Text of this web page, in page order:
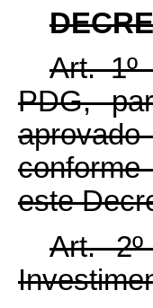
Art. 1º
PDG,
este
Art.